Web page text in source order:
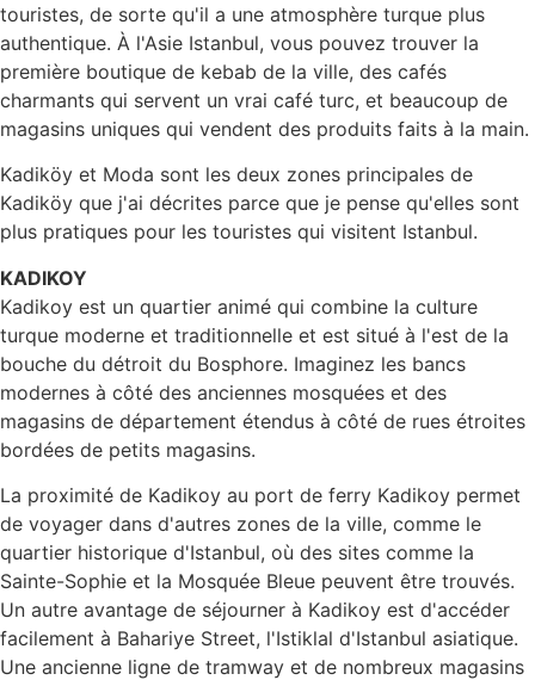
touristes, de sorte qu'il a une atmosphère turque plus
authentique. À l'Asie Istanbul, vous pouvez trouver la
première boutique de kebab de la ville, des cafés
charmants qui servent un vrai café turc, et beaucoup de
magasins uniques qui vendent des produits faits à la main.
Kadiköy et Moda sont les deux zones principales de
Kadiköy que j'ai décrites parce que je pense qu'elles sont
plus pratiques pour les touristes qui visitent Istanbul.
KADIKOY
Kadikoy est un quartier animé qui combine la culture
turque moderne et traditionnelle et est situé à l'est de la
bouche du détroit du Bosphore. Imaginez les bancs
modernes à côté des anciennes mosquées et des
magasins de département étendus à côté de rues étroites
bordées de petits magasins.
La proximité de Kadikoy au port de ferry Kadikoy permet
de voyager dans d'autres zones de la ville, comme le
quartier historique d'Istanbul, où des sites comme la
Sainte-Sophie et la Mosquée Bleue peuvent être trouvés.
Un autre avantage de séjourner à Kadikoy est d'accéder
facilement à Bahariye Street, l'Istiklal d'Istanbul asiatique.
Une ancienne ligne de tramway et de nombreux magasins